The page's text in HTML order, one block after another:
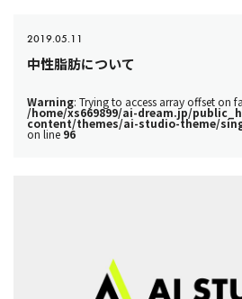
2019.05.11
中性脂肪について
Warning: Trying to access array offset on
/home/xs669899/ai-dream.jp/
content/themes/ai-studio-theme/
on line 96